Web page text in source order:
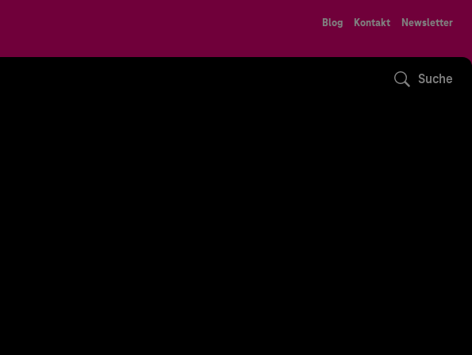
Blog Kontakt Newsletter
Suche